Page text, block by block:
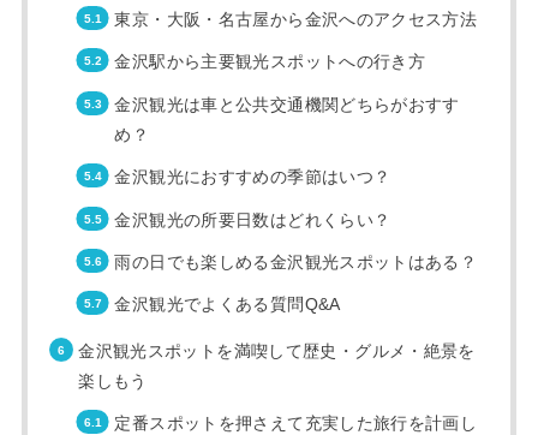
東京・大阪・名古屋から金沢へのアクセス方法
金沢駅から主要観光スポットへの行き方
金沢観光は車と公共交通機関どちらがおすす
め？
金沢観光におすすめの季節はいつ？
金沢観光の所要日数はどれくらい？
雨の日でも楽しめる金沢観光スポットはある？
金沢観光でよくある質問Q&A
金沢観光スポットを満喫して歴史・グルメ・絶景を
楽しもう
定番スポットを押さえて充実した旅行を計画し